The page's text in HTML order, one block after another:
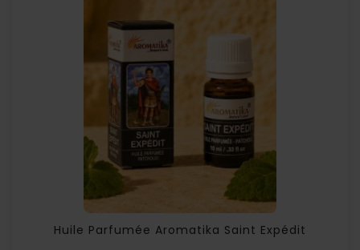
Huile Parfumée Aromatika Saint Expédit